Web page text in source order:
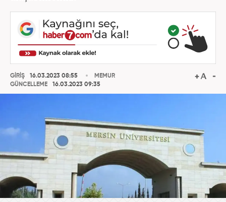
GİRİŞ
16.03.2023 08:55
GÜNCELLEME
16.03.2023 09:35
MEMUR